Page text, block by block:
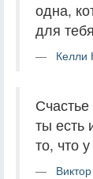
одна,
для
Келли
ты есть
то, что